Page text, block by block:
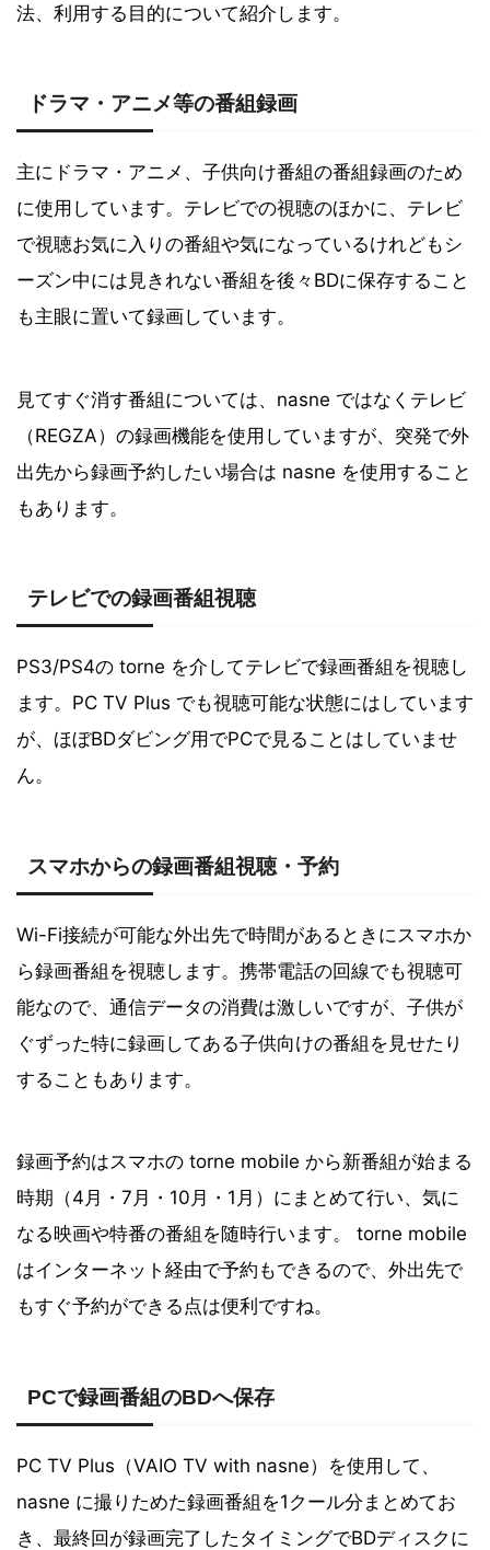
法、利用する目的について紹介します。
ドラマ・アニメ等の番組録画
主にドラマ・アニメ、子供向け番組の番組録画のため
に使用しています。テレビでの視聴のほかに、テレビ
で視聴お気に入りの番組や気になっているけれどもシ
ーズン中には見きれない番組を後々BDに保存すること
も主眼に置いて録画しています。
見てすぐ消す番組については、nasne ではなくテレビ
（REGZA）の録画機能を使用していますが、突発で外
出先から録画予約したい場合は nasne を使用すること
もあります。
テレビでの録画番組視聴
PS3/PS4の torne を介してテレビで録画番組を視聴し
ます。PC TV Plus でも視聴可能な状態にはしています
が、ほぼBDダビング用でPCで見ることはしていませ
ん。
スマホからの録画番組視聴・予約
Wi-Fi接続が可能な外出先で時間があるときにスマホか
ら録画番組を視聴します。携帯電話の回線でも視聴可
能なので、通信データの消費は激しいですが、子供が
ぐずった特に録画してある子供向けの番組を見せたり
することもあります。
録画予約はスマホの torne mobile から新番組が始まる
時期（4月・7月・10月・1月）にまとめて行い、気に
なる映画や特番の番組を随時行います。 torne mobile
はインターネット経由で予約もできるので、外出先で
もすぐ予約ができる点は便利ですね。
PCで録画番組のBDへ保存
PC TV Plus（VAIO TV with nasne）を使用して、
nasne に撮りためた録画番組を1クール分まとめてお
き、最終回が録画完了したタイミングでBDディスクに